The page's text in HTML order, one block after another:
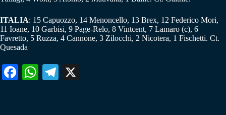
ITALIA: 15 Capuozzo, 14 Menoncello, 13 Brex, 12 Federico Mori,
11 Ioane, 10 Garbisi, 9 Page-Relo, 8 Vintcent, 7 Lamaro (c), 6
Favretto, 5 Ruzza, 4 Cannone, 3 Zilocchi, 2 Nicotera, 1 Fischetti. Ct.
Quesada
Fa W
Te